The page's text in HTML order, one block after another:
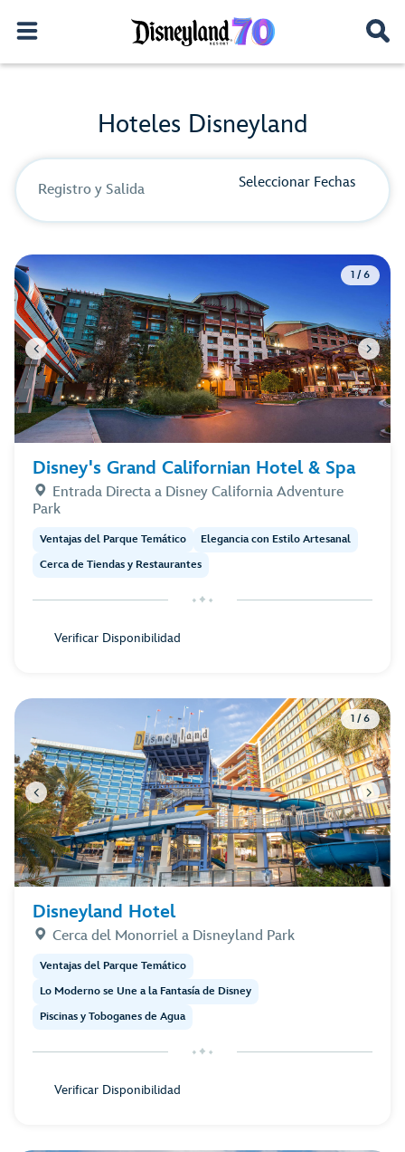
Hoteles Disneyland
Registro y Salida Seleccionar Fechas
1 / 6
Disney's Grand Californian Hotel & Spa
Entrada Directa a Disney California Adventure
Park
Ventajas del Parque Temático
Elegancia con Estilo Artesanal
Cerca de Tiendas y Restaurantes
Verificar Disponibilidad
1 / 6
Disneyland Hotel
Cerca del Monorriel a Disneyland Park
Ventajas del Parque Temático
Lo Moderno se Une a la Fantasía de Disney
Piscinas y Toboganes de Agua
Verificar Disponibilidad